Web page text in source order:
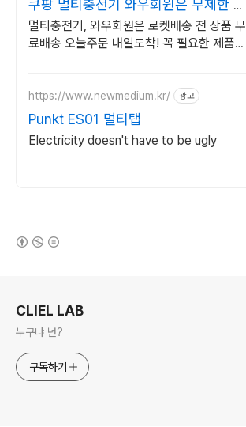
쿠팡 멀티충전기 와우회원은 무제한 무
료 배송
멀티충전기, 와우회원은 로켓배송 전 상품 무
료배송 오늘주문 내일도착! 꼭 필요한 제품은
https://www.newmedium.kr/ 광고
Punkt ES01 멀티탭
Electricity doesn't have to be ugly
CLIEL LAB
누구냐 넌?
구독하기